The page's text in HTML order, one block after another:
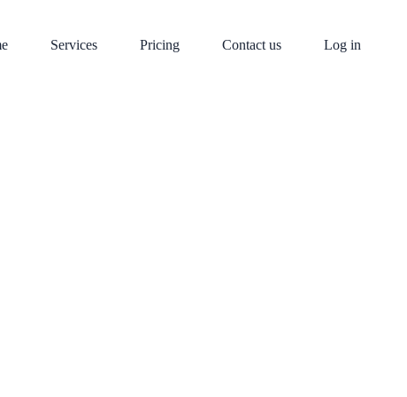
Services Pricing Contact us Log in